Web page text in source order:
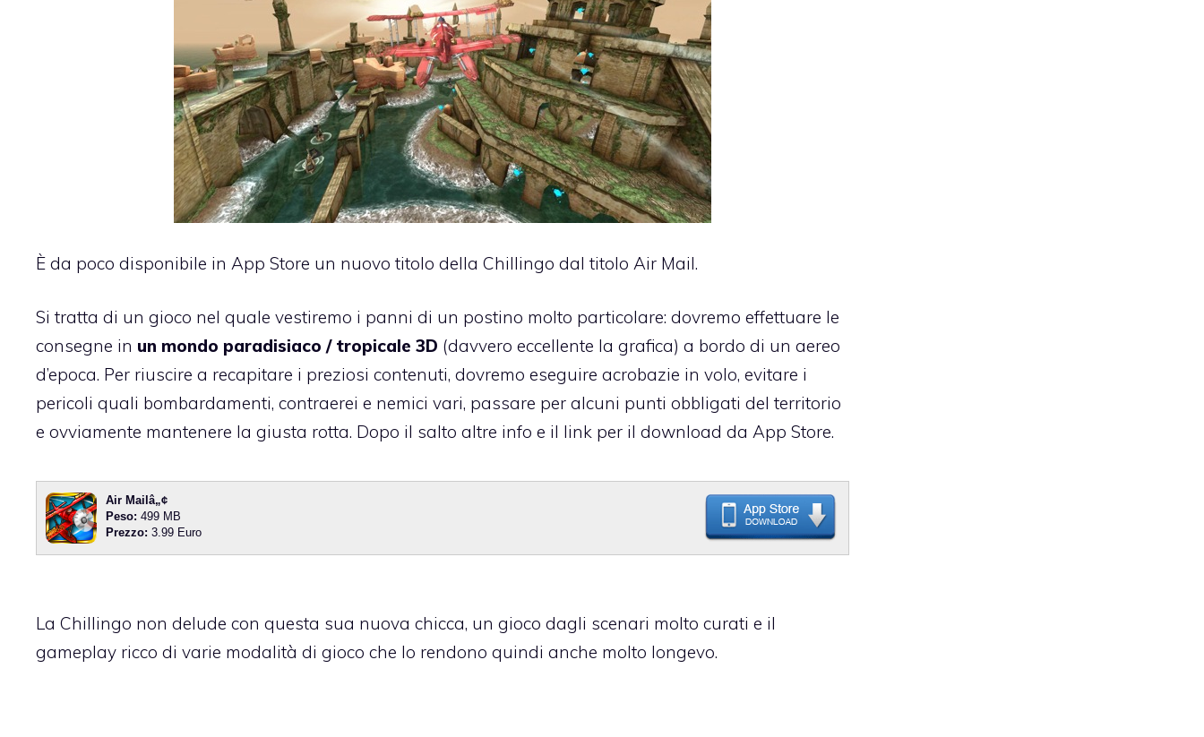
È da poco disponibile in App Store un nuovo titolo della Chillingo dal titolo Air Mail.
Si tratta di un gioco nel quale vestiremo i panni di un postino molto particolare: dovremo effettuare le
consegne in un mondo paradisiaco / tropicale 3D (davvero eccellente la grafica) a bordo di un aereo
d’epoca. Per riuscire a recapitare i preziosi contenuti, dovremo eseguire acrobazie in volo, evitare i
pericoli quali bombardamenti, contraerei e nemici vari, passare per alcuni punti obbligati del territorio
e ovviamente mantenere la giusta rotta. Dopo il salto altre info e il link per il download da App Store.
Air Mailâ„¢
Peso: 499 MB
Prezzo: 3.99 Euro
La Chillingo non delude con questa sua nuova chicca, un gioco dagli scenari molto curati e il
gameplay ricco di varie modalità di gioco che lo rendono quindi anche molto longevo.